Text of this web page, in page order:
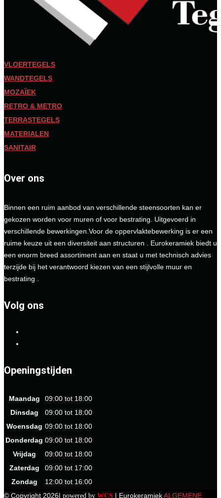
VLOERTEGELS
WANDTEGELS
MOZAÏEK
RETRO & METRO
TERRASTEGELS
MATERIALEN
SANITAIR
Over ons
Binnen een ruim aanbod van verschillende steensoorten kan er
gekozen worden voor muren of voor bestrating. Uitgevoerd in
verschillende bewerkingen.Voor de oppervlaktebewerking is er een
ruime keuze uit een diversiteit aan structuren . Eurokeramiek biedt u
een enorm breed assortiment aan en staat u met technisch advies
terzijde bij het verantwoord kiezen van een stijlvolle muur en
bestrating .
Volg ons
Openingstijden
Maandag
09:00 tot 18:00
Dinsdag
09:00 tot 18:00
Woensdag 09:00 tot 18:00
Donderdag 09:00 tot 18:00
Vrijdag
09:00 tot 18:00
Zaterdag
09:00 tot 17:00
Zondag
12:00 tot 16:00
© Copyright 2026| powered by WCS | EurokeramiekALGEMENE